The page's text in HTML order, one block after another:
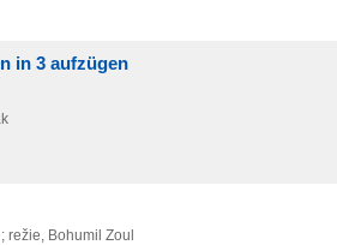
in 3 aufzügen
režie, Bohumil Zoul